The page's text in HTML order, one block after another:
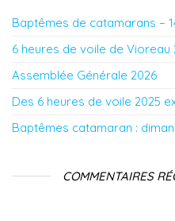
Baptêmes de catamarans –
6 heures de voile de Vioreau
Assemblée Générale 2026
Des 6 heures de voile 2025
Baptêmes catamaran :
COMMENTAIRES